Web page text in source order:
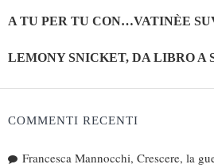
A TU PER TU CON…VATINÈE
LEMONY SNICKET, DA LIBRO A
COMMENTI RECENTI
Francesca Mannocchi, Crescere, la